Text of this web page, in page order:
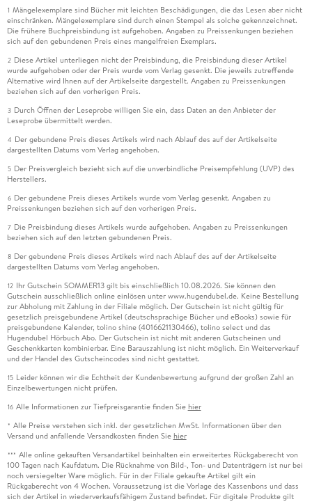
1 Mängelexemplare sind Bücher mit leichten Beschädigungen, die das Lesen aber nicht
einschränken. Mängelexemplare sind durch einen Stempel als solche gekennzeichnet.
Die frühere Buchpreisbindung ist aufgehoben. Angaben zu Preissenkungen beziehen
sich auf den gebundenen Preis eines mangelfreien Exemplars.
2 Diese Artikel unterliegen nicht der Preisbindung, die Preisbindung dieser Artikel
wurde aufgehoben oder der Preis wurde vom Verlag gesenkt. Die jeweils zutreffende
Alternative wird Ihnen auf der Artikelseite dargestellt. Angaben zu Preissenkungen
beziehen sich auf den vorherigen Preis.
3 Durch Öffnen der Leseprobe willigen Sie ein, dass Daten an den Anbieter der
Leseprobe übermittelt werden.
4 Der gebundene Preis dieses Artikels wird nach Ablauf des auf der Artikelseite
dargestellten Datums vom Verlag angehoben.
5 Der Preisvergleich bezieht sich auf die unverbindliche Preisempfehlung (UVP) des
Herstellers.
6 Der gebundene Preis dieses Artikels wurde vom Verlag gesenkt. Angaben zu
Preissenkungen beziehen sich auf den vorherigen Preis.
7 Die Preisbindung dieses Artikels wurde aufgehoben. Angaben zu Preissenkungen
beziehen sich auf den letzten gebundenen Preis.
8 Der gebundene Preis dieses Artikels wird nach Ablauf des auf der Artikelseite
dargestellten Datums vom Verlag angehoben.
12 Ihr Gutschein SOMMER13 gilt bis einschließlich 10.08.2026. Sie können den
Gutschein ausschließlich online einlösen unter www.hugendubel.de. Keine Bestellung
zur Abholung mit Zahlung in der Filiale möglich. Der Gutschein ist nicht gültig für
gesetzlich preisgebundene Artikel (deutschsprachige Bücher und eBooks) sowie für
preisgebundene Kalender, tolino shine (4016621130466), tolino select und das
Hugendubel Hörbuch Abo. Der Gutschein ist nicht mit anderen Gutscheinen und
Geschenkkarten kombinierbar. Eine Barauszahlung ist nicht möglich. Ein Weiterverkauf
und der Handel des Gutscheincodes sind nicht gestattet.
15 Leider können wir die Echtheit der Kundenbewertung aufgrund der großen Zahl an
Einzelbewertungen nicht prüfen.
16 Alle Informationen zur Tiefpreisgarantie finden Sie hier
* Alle Preise verstehen sich inkl. der gesetzlichen MwSt. Informationen über den
Versand und anfallende Versandkosten finden Sie hier
*** Alle online gekauften Versandartikel beinhalten ein erweitertes Rückgaberecht von
100 Tagen nach Kaufdatum. Die Rücknahme von Bild-, Ton- und Datenträgern ist nur bei
noch versiegelter Ware möglich. Für in der Filiale gekaufte Artikel gilt ein
Rückgaberecht von 4 Wochen. Voraussetzung ist die Vorlage des Kassenbons und dass
sich der Artikel in wiederverkaufsfähigem Zustand befindet. Für digitale Produkte gilt